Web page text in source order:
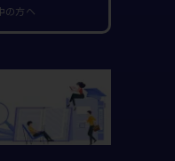
の方へ